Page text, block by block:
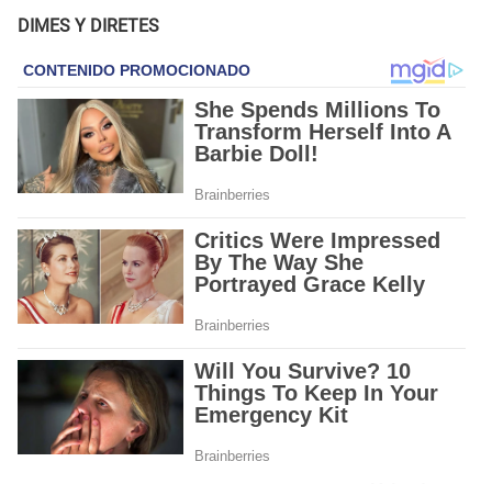
DIMES Y DIRETES